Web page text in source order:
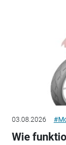
03.08.2026
Wie